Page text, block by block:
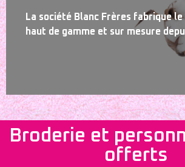
La société Blanc Frères fabrique le
haut de gamme et sur mesure
Broderie et
offerts